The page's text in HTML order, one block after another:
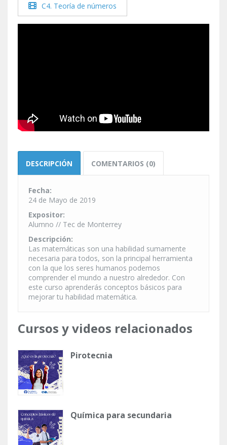
C4. Teoría de números
DESCRIPCIÓN COMENTARIOS (0)
Fecha:
24 de Mayo de 2019
Expositor:
Alumno // Tec de Monterrey
Descripción:
Las matemáticas son una habilidad sumamente
necesaria para todos, son la principal herramienta
con la que los seres humanos podemos
comprender el mundo a nuestro alrededor. Con
este curso aprenderás conceptos básicos para
mejorar tu habilidad matemática.
Cursos y videos relacionados
Pirotecnia
Química para secundaria